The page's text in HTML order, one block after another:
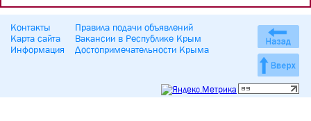
Контакты
Карта сайта
Информация
Правила подачи объявлений
Вакансии в Республике Крым
Достопримечательности Крыма